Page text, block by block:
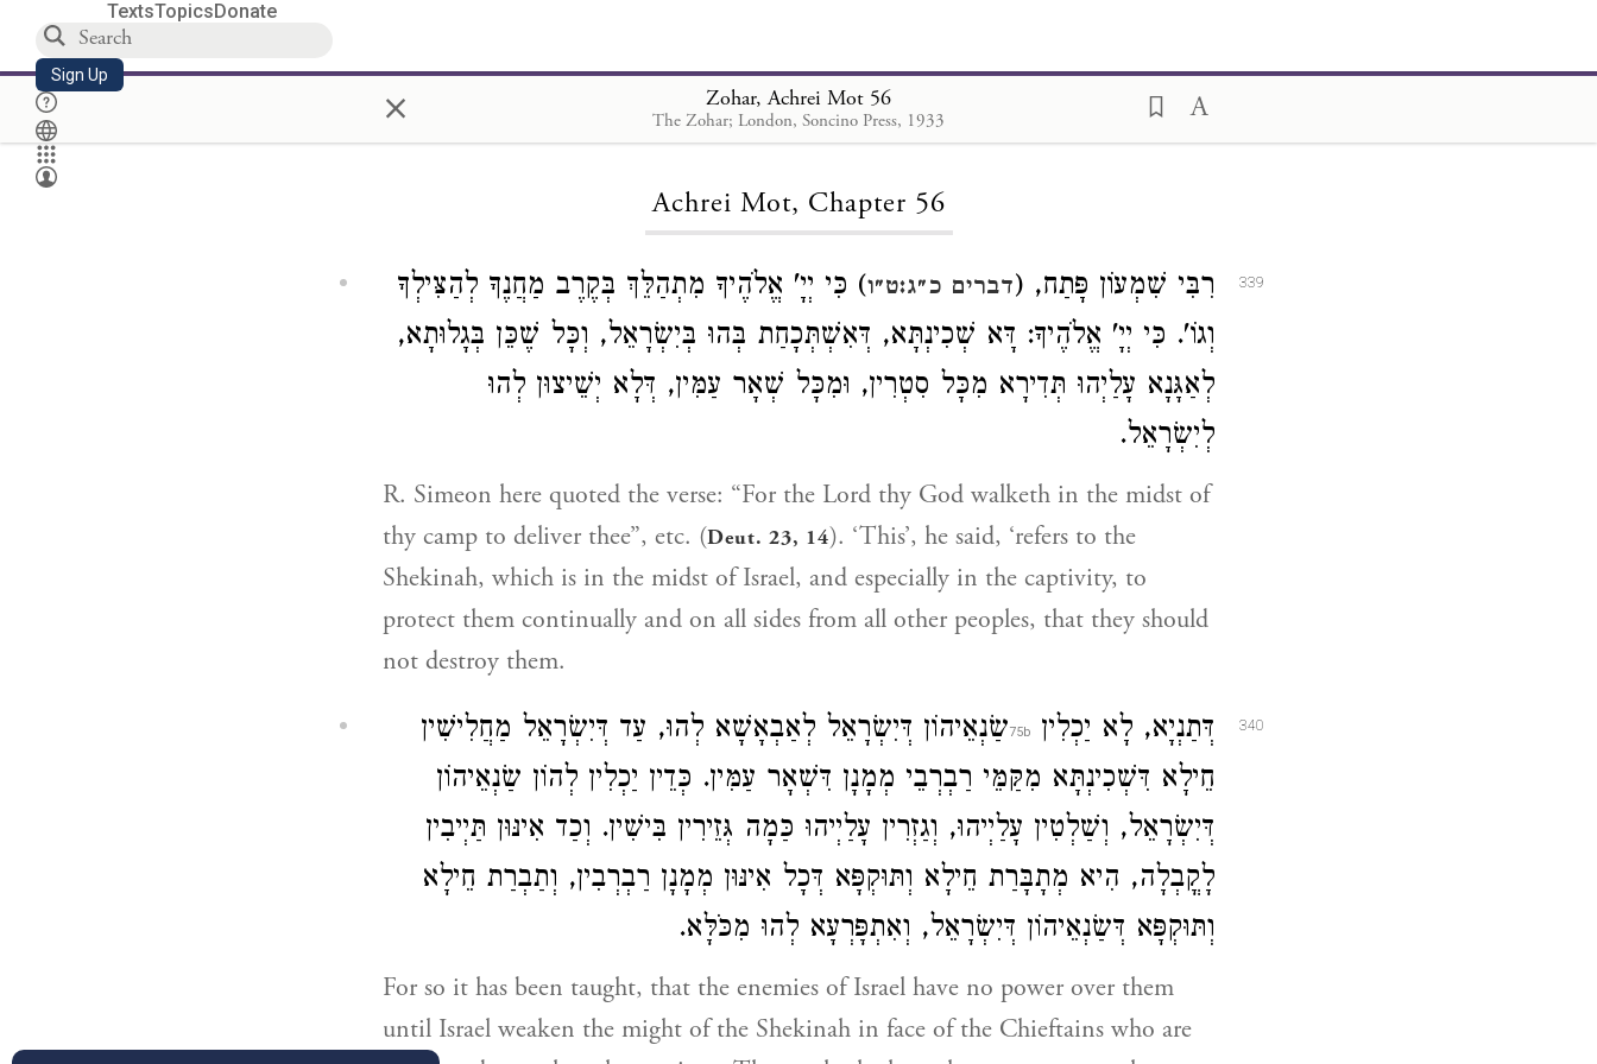
TextsTopicsDonate
Sign Up × Zohar, Achrei Mot 56
The Zohar; London, Soncino Press, 1933
Loading...
Achrei Mot, Chapter 56
339 רִבִּי שִׁמְעוֹן פָּתַח, (דברים כ״ג:ט״ו) כִּי יְיָ' אֱלֹהֶיךָ מִתְהַלֵּךְ בְּקֶרֶב מַחֲנֶךָ לְהַצִּילְךָ
וְגוֹ'. כִּי יְיָ' אֱלֹהֶיךָ: דָּא שְׁכִינְתָּא, דְּאִשְׁתְּכָחַת בְּהוּ בְּיִשְׂרָאֵל, וְכָּל שֶׁכֵּן בְּגָלוּתָא,
לְאַגָּנָא עָלַיְהוּ תְּדִירָא מִכָּל סִטְרִין, וּמִכָּל שְׁאָר עַמִּין, דְּלָא יְשֵׁיצוּן לְהוּ
לְיִשְׂרָאֵל.
R. Simeon here quoted the verse: “For the Lord thy God walketh in the midst of
thy camp to deliver thee”, etc. (Deut. 23, 14). ‘This’, he said, ‘refers to the
Shekinah, which is in the midst of Israel, and especially in the captivity, to
protect them continually and on all sides from all other peoples, that they should
not destroy them.
340 דְּתַנְיָא, לָא יַכְלִין
שַׂנְאֵיהוֹן דְּיִשְׂרָאֵל לְאַבְאָשָׁא לְהוּ, עַד דְּיִשְׂרָאֵל מַחֲלִישִׁין
חֵילָא דִּשְׁכִינְתָּא מִקַּמֵּי רַבְרְבֵי מְמָנָן דִּשְׁאָר עַמִּין. כְּדֵין יַכְלִין לְהוֹן שַׂנְאֵיהוֹן
דְּיִשְׂרָאֵל, וְשַׁלְטִין עָלַיְיהוּ, וְגַזְרִין עָלַיְיהוּ כַּמָה גְּזֵירִין בִּישִׁין. וְכַד אִינּוּן תַּיְיבִין
לָקֳבְלָה, הִיא מְתָבָּרַת חֵילָא וְתּוּקְפָּא דְּכָל אִינּוּן מְמָנָן רַבְרְבִין, וְתַבְרַת חֵילָא
וְתּוּקְפָּא דְּשַׂנְאֵיהוֹן דְּיִשְׂרָאֵל, וְאִתְפָּרְעָא לְהוּ מִכֹּלָּא.
For so it has been taught, that the enemies of Israel have no power over them
until Israel weaken the might of the Shekinah in face of the Chieftains who are